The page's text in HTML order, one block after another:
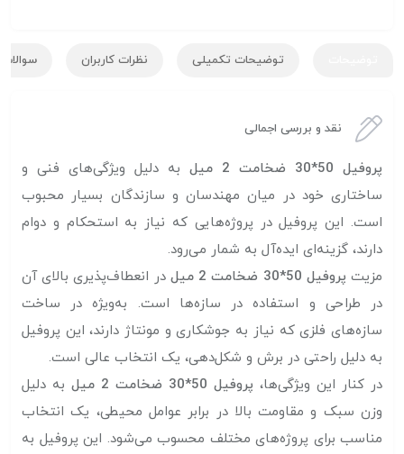
توضیحات تکمیلی نظرات کاربران سوالات
نقد و بررسی اجمالی
پروفیل 50*30 ضخامت 2 میل
به دلیل ویژگی‌های فنی و
ساختاری خود در میان مهندسان و سازندگان بسیار محبوب
است. این پروفیل در پروژه‌هایی که نیاز به استحکام و دوام
دارند، گزینه‌ای ایده‌آل به شمار می‌رود.
مزیت پروفیل 50*30 ضخامت 2 میل
در انعطاف‌پذیری بالای آن
در طراحی و استفاده در سازه‌ها است. به‌ویژه در ساخت
سازه‌های فلزی که نیاز به جوشکاری و مونتاژ دارند، این پروفیل
به دلیل راحتی در برش و شکل‌دهی، یک انتخاب عالی است.
در کنار این ویژگی‌ها، پروفیل 50*30 ضخامت 2 میل
به دلیل
وزن سبک و مقاومت بالا در برابر عوامل محیطی، یک انتخاب
مناسب برای پروژه‌های مختلف محسوب می‌شود. این پروفیل به